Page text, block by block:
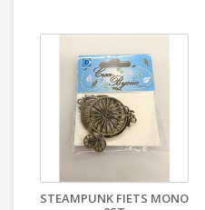
STEAMPUNK FIETS MONO